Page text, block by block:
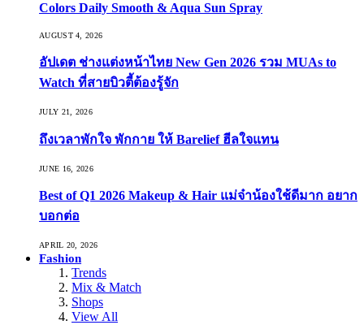
Colors Daily Smooth & Aqua Sun Spray
AUGUST 4, 2026
อัปเดต ช่างแต่งหน้าไทย New Gen 2026 รวม MUAs to
Watch ที่สายบิวตี้ต้องรู้จัก
JULY 21, 2026
ถึงเวลาพักใจ พักกาย ให้ Barelief ฮีลใจแทน
JUNE 16, 2026
Best of Q1 2026 Makeup & Hair แม่จ๋าน้องใช้ดีมาก อยาก
บอกต่อ
APRIL 20, 2026
Fashion
Trends
Mix & Match
Shops
View All